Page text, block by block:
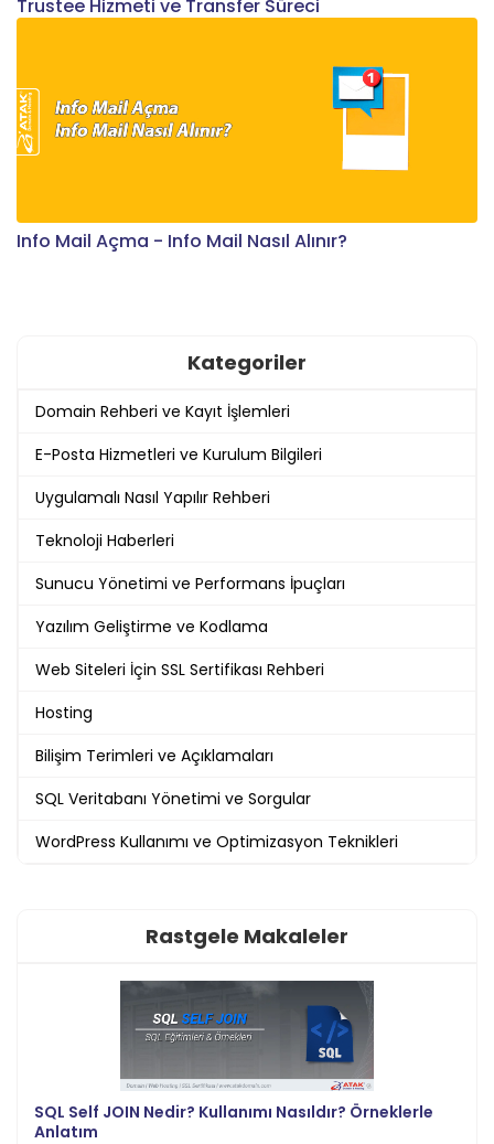
Trustee Hizmeti ve Transfer Süreci
Info Mail Açma - Info Mail Nasıl Alınır?
Kategoriler
Domain Rehberi ve Kayıt İşlemleri
E-Posta Hizmetleri ve Kurulum Bilgileri
Uygulamalı Nasıl Yapılır Rehberi
Teknoloji Haberleri
Sunucu Yönetimi ve Performans İpuçları
Yazılım Geliştirme ve Kodlama
Web Siteleri İçin SSL Sertifikası Rehberi
Hosting
Bilişim Terimleri ve Açıklamaları
SQL Veritabanı Yönetimi ve Sorgular
WordPress Kullanımı ve Optimizasyon Teknikleri
Rastgele Makaleler
SQL Self JOIN Nedir? Kullanımı Nasıldır? Örneklerle
Anlatım